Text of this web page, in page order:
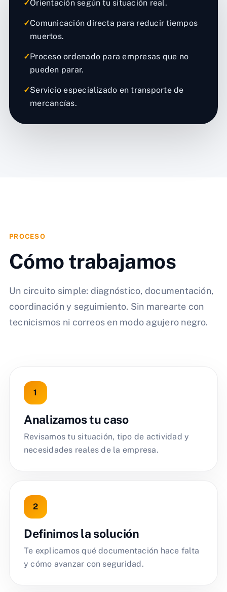
✓Orientación según tu situación real.
✓Comunicación directa para reducir tiempos
muertos.
✓Proceso ordenado para empresas que no
pueden parar.
✓Servicio especializado en transporte de
mercancías.
PROCESO
Cómo trabajamos
Un circuito simple: diagnóstico, documentación,
coordinación y seguimiento. Sin marearte con
tecnicismos ni correos en modo agujero negro.
Analizamos tu caso
Revisamos tu situación, tipo de actividad y
necesidades reales de la empresa.
Definimos la solución
Te explicamos qué documentación hace falta
y cómo avanzar con seguridad.